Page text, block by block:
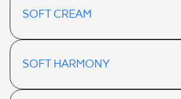
SOFT CREAM
SOFT HARMONY